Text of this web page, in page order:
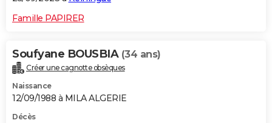
Famille PAPIRER
Soufyane BOUSBIA (34 ans)
Créer une cagnotte obsèques
Naissance
12/09/1988 à MILA ALGERIE
Décès